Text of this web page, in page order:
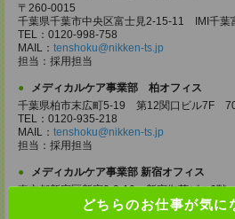
どちらのお仕事が気に
〒260-0015
千葉県千葉市中央区富士見2-15-11 IMI千葉
TEL：0120-998-758
MAIL： tenshoku@nikken-ts.jp
担当：採用担当
メディカルケア事業部 柏オフィス
千葉県柏市末広町5-19 第12関口ビル7F
TEL：0120-935-218
MAIL： tenshoku@nikken-ts.jp
担当：採用担当
メディカルケア事業部 新宿オフィス
東京都新宿区新宿2-3-10 新宿御苑ビル6階
TEL：0120-457-235